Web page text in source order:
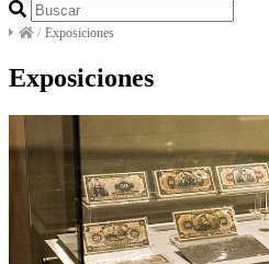
/ Exposiciones
Exposiciones